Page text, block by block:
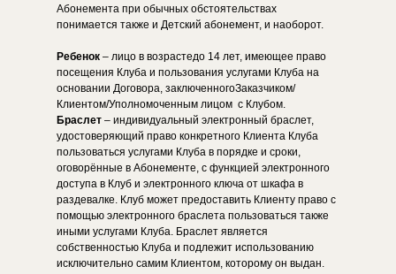
Абонемента при обычных обстоятельствах
понимается также и Детский абонемент, и наоборот.
Ребенок – лицо в возрастедо 14 лет, имеющее право
посещения Клуба и пользования услугами Клуба на
основании Договора, заключенногоЗаказчиком/
Клиентом/Уполномоченным лицом с Клубом.
Браслет – индивидуальный электронный браслет,
удостоверяющий право конкретного Клиента Клуба
пользоваться услугами Клуба в порядке и сроки,
оговорённые в Абонементе, с функцией электронного
доступа в Клуб и электронного ключа от шкафа в
раздевалке. Клуб может предоставить Клиенту право с
помощью электронного браслета пользоваться также
иными услугами Клуба. Браслет является
собственностью Клуба и подлежит использованию
исключительно самим Клиентом, которому он выдан.